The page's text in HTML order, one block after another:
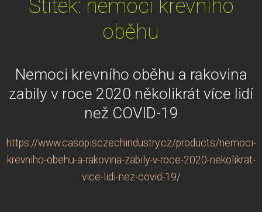
Štítek: nemoci krevního
oběhu
Nemoci krevního oběhu a rakovina
zabily v roce 2020 několikrát více lidí
než COVID-19
https://www.casopisczechindustry.cz/products/nemoci-
krevniho-obehu-a-rakovina-zabily-v-roce-2020-nekolikrat-
vice-lidi-nez-covid-19/